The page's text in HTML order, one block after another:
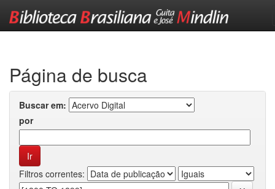
Página de busca
Buscar em:
por
Filtros correntes: